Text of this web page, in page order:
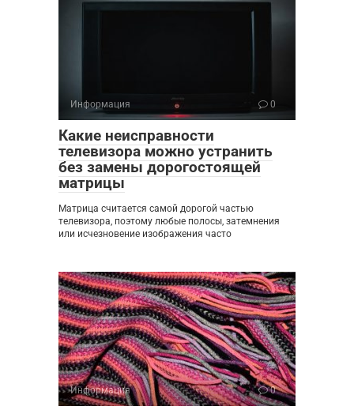
Информация 0
Какие неисправности
телевизора можно устранить
без замены дорогостоящей
матрицы
Матрица считается самой дорогой частью
телевизора, поэтому любые полосы, затемнения
или исчезновение изображения часто
Информация 0